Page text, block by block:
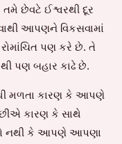
તમે છેવટે ઈશ્વરથી દૂર
આપણને વિકસવામાં
પણ કરે છે. તે
પણ બહાર કાઢે છે.
મળતા કારણ કે આપણે
કારણ કે સાથે
નથી કે આપણે આપણા